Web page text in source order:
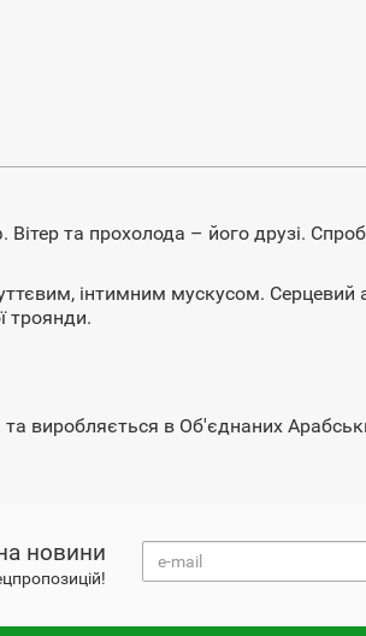
та прохолода – його друзі.
інтимним мускусом.
троянди.
виробляється в Об'єднаних
новини